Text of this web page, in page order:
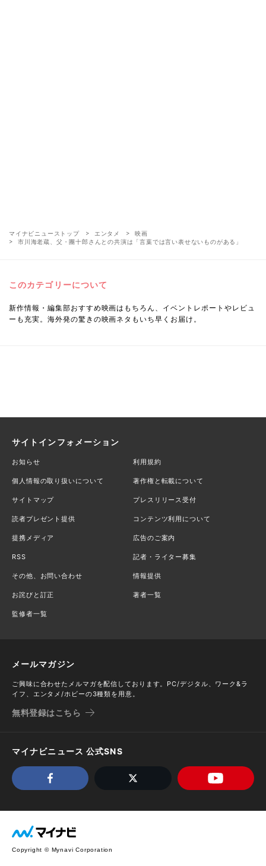
マイナビニューストップ エンタメ
映画
市川海老蔵、父・團十郎さんとの共演は「言葉では言い表せないものがある」
このカテゴリーについて
新作情報・編集部おすすめ映画はもちろん、イベントレポートやレビュ
ーも充実。海外発の驚きの映画ネタもいち早くお届け。
サイトインフォメーション
お知らせ 利用規約
個人情報の取り扱いについて 著作権と転載について
サイトマップ プレスリリース受付
読者プレゼント提供 コンテンツ利用について
提携メディア 広告のご案内
RSS 記者・ライター募集
その他、お問い合わせ 情報提供
お詫びと訂正 著者一覧
監修者一覧
メールマガジン
ご興味に合わせたメルマガを配信しております。PC/デジタル、ワーク&ラ
イフ、エンタメ/ホビーの3種類を用意。
無料登録はこちら
マイナビニュース 公式SNS
Copyright © Mynavi Corporation